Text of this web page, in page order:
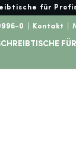
für
0 Kontakt